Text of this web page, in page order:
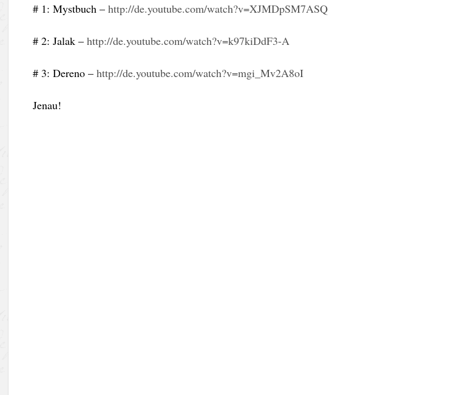
# 1: Mystbuch –http://de.youtube.com/watch?v=XJMDpSM7ASQ
# 2: Jalak –http://de.youtube.com/watch?v=k97kiDdF3-A
# 3: Dereno –http://de.youtube.com/watch?v=mgi_Mv2A8oI
Jenau!